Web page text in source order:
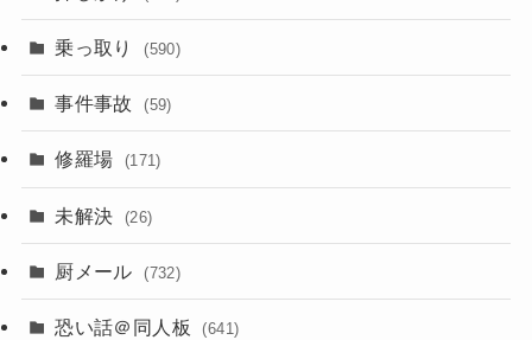
乗っ取り (590)
事件事故 (59)
修羅場 (171)
未解決 (26)
厨メール (732)
恐い話＠同人板 (641)